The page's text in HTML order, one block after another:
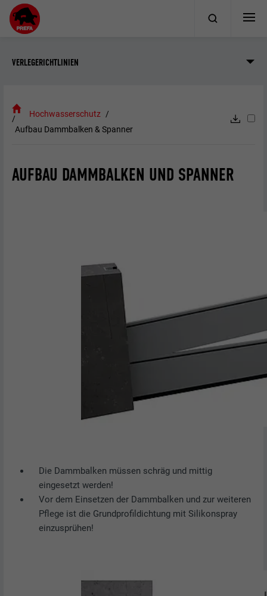
VERLEGERICHTLINIEN
Hochwasserschutz
Aufbau Dammbalken & Spanner
AUFBAU DAMMBALKEN UND SPANNER
Die Dammbalken müssen schräg und mittig
eingesetzt werden!
Vor dem Einsetzen der Dammbalken und zur weiteren
Pflege ist die Grundprofildichtung mit Silikonspray
einzusprühen!